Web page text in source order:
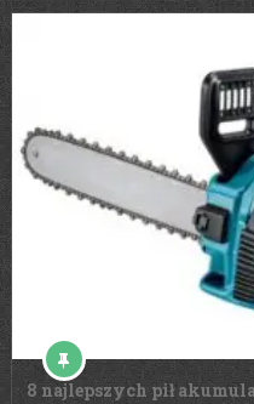
8 najlepszych pił